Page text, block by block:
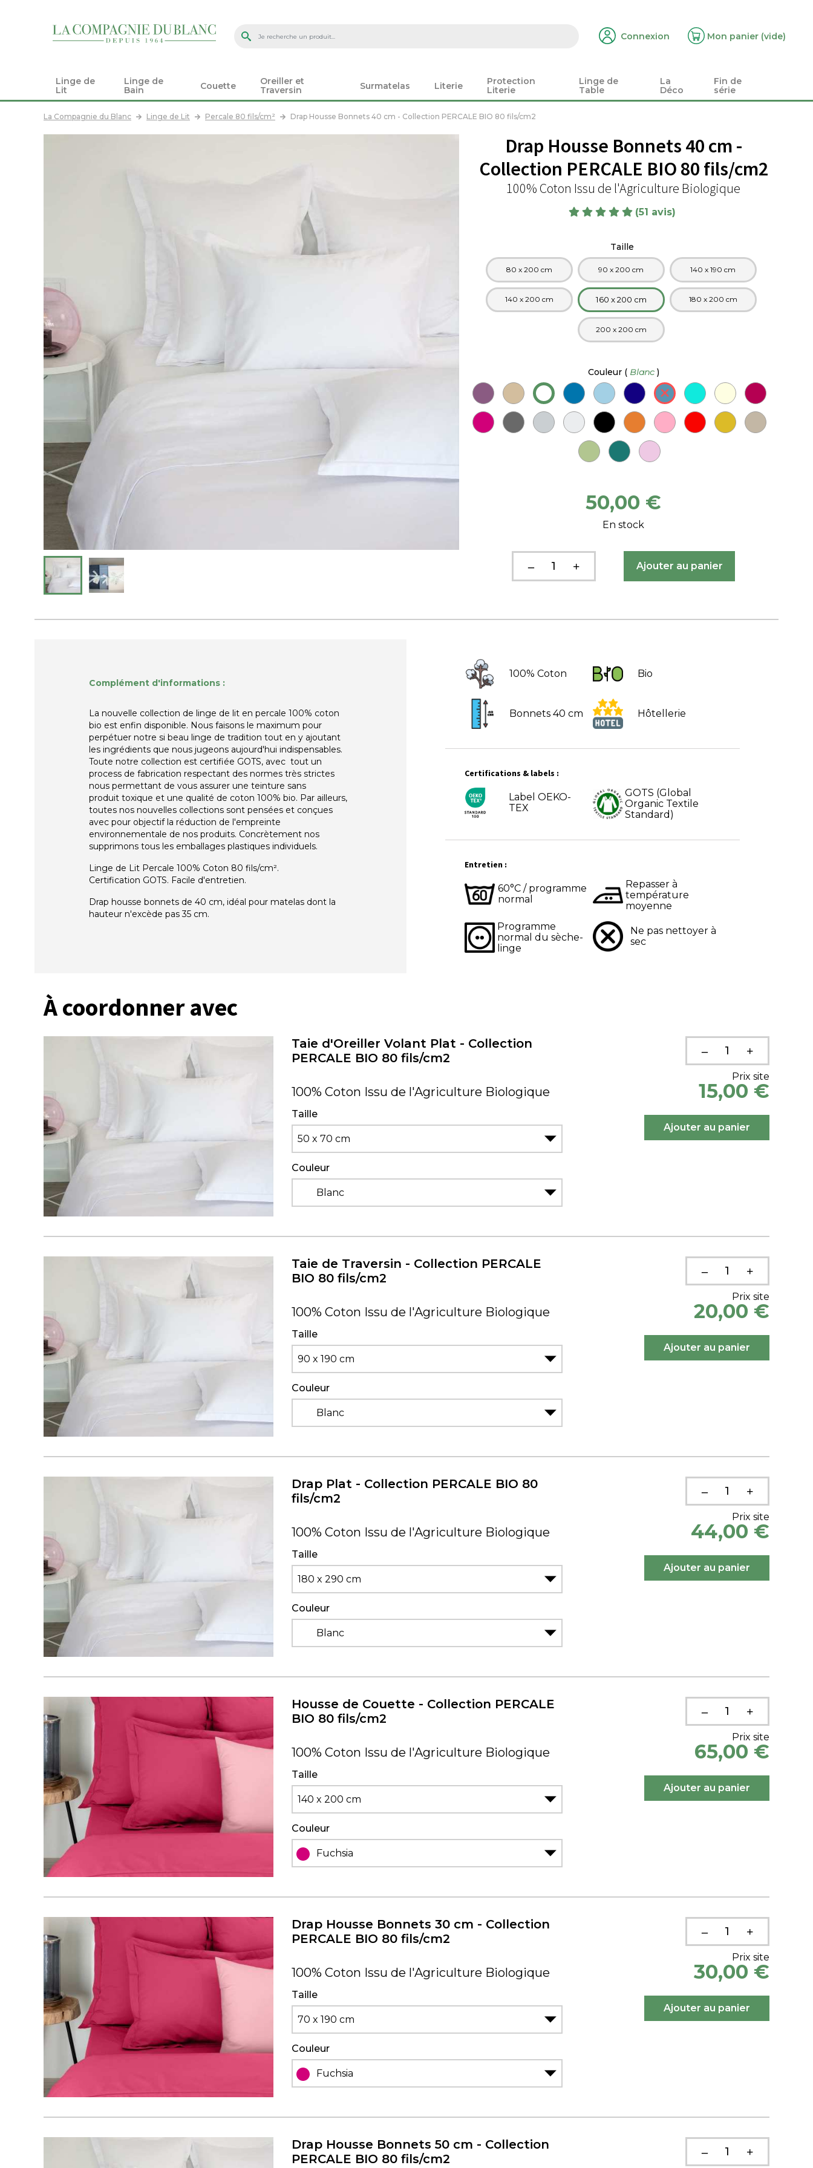
Connexion Mon panier (vide)
Linge de
Lit
Linge de
Bain
Couette
Oreiller et
Traversin
Surmatelas Literie
Protection
Literie
Linge de
Table
La
Déco
Fin de
série
La Compagnie du Blanc Linge de Lit Percale 80 fils/cm² Drap Housse Bonnets 40 cm - Collection PERCALE BIO 80 fils/cm2
Drap Housse Bonnets 40 cm -
Collection PERCALE BIO 80 fils/cm2
100% Coton Issu de l'Agriculture Biologique
(51 avis)
Taille
80 x 200 cm 90 x 200 cm 140 x 190 cm
140 x 200 cm 160 x 200 cm 180 x 200 cm
200 x 200 cm
Couleur ( Blanc)
50,00 €
En stock
Complément d'informations :
La nouvelle collection de linge de lit en percale 100% coton
bio est enfin disponible. Nous faisons le maximum pour
perpétuer notre si beau linge de tradition tout en y ajoutant
les ingrédients que nous jugeons aujourd'hui indispensables.
Toute notre collection est certifiée GOTS, avec tout un
process de fabrication respectant des normes très strictes
nous permettant de vous assurer une teinture sans
produit toxique et une qualité de coton 100% bio. Par ailleurs,
toutes nos nouvelles collections sont pensées et conçues
avec pour objectif la réduction de l'empreinte
environnementale de nos produits. Concrètement nos
supprimons tous les emballages plastiques individuels.
Linge de Lit Percale 100% Coton 80 fils/cm².
Certification GOTS. Facile d'entretien.
Drap housse bonnets de 40 cm, idéal pour matelas dont la
hauteur n'excède pas 35 cm.
100% Coton Bio
Bonnets 40 cm Hôtellerie
Certifications & labels :
Label OEKO-
TEX
GOTS (Global
Organic Textile
Standard)
Entretien :
60°C / programme
normal
Repasser à
température
moyenne
Programme
normal du sèche-
linge
Ne pas nettoyer à
sec
À coordonner avec
Taie d'Oreiller Volant Plat - Collection
PERCALE BIO 80 fils/cm2
100% Coton Issu de l'Agriculture Biologique
Taille
50 x 70 cm
Couleur
Blanc
Prix site
15,00 €
Taie de Traversin - Collection PERCALE
BIO 80 fils/cm2
100% Coton Issu de l'Agriculture Biologique
Taille
90 x 190 cm
Couleur
Blanc
Prix site
20,00 €
Drap Plat - Collection PERCALE BIO 80
fils/cm2
100% Coton Issu de l'Agriculture Biologique
Taille
180 x 290 cm
Couleur
Blanc
Prix site
44,00 €
Housse de Couette - Collection PERCALE
BIO 80 fils/cm2
100% Coton Issu de l'Agriculture Biologique
Taille
140 x 200 cm
Couleur
Fuchsia
Prix site
65,00 €
Drap Housse Bonnets 30 cm - Collection
PERCALE BIO 80 fils/cm2
100% Coton Issu de l'Agriculture Biologique
Taille
70 x 190 cm
Couleur
Fuchsia
Prix site
30,00 €
Drap Housse Bonnets 50 cm - Collection
PERCALE BIO 80 fils/cm2